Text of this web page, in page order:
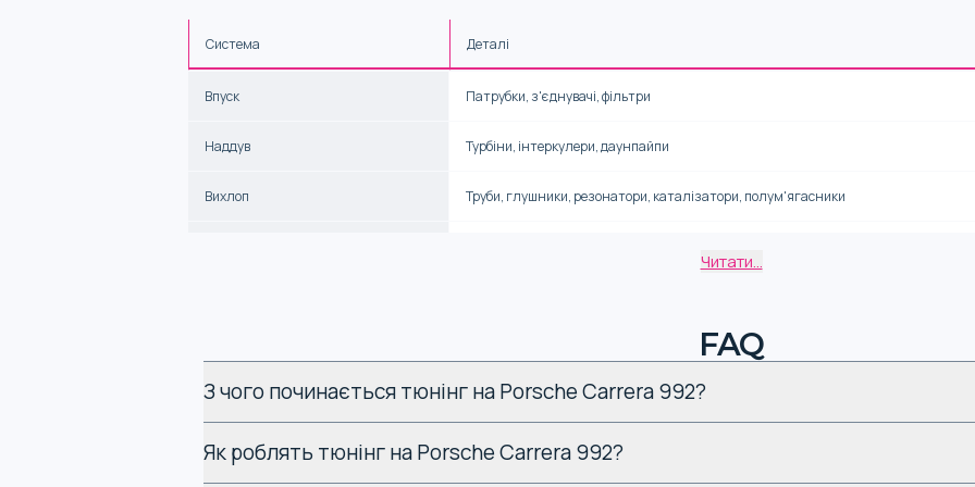
Система Деталі
Впуск Патрубки, з'єднувачі, фільтри
Наддув Турбіни, інтеркулери, даунпайпи
Вихлоп Труби, глушники, резонатори, каталізатори, полум'ягасники
Кузов Оптика, зовнішні обважування, накладки, колісні диски
Автомобіль добре піддається доробкам. Залежно від доробок із двигуна реально отримати до
Читати...
FAQ
З чого починається тюнінг на Porsche Carrera 992?
Як роблять тюнінг на Porsche Carrera 992?